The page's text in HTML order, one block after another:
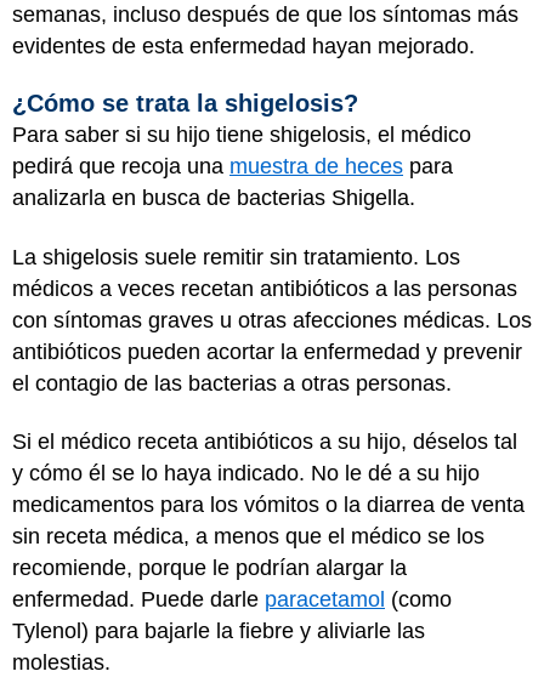
semanas, incluso después de que los síntomas más
evidentes de esta enfermedad hayan mejorado.
¿Cómo se trata la shigelosis?
Para saber si su hijo tiene shigelosis, el médico
pedirá que recoja una muestra de heces para
analizarla en busca de bacterias Shigella.
La shigelosis suele remitir sin tratamiento. Los
médicos a veces recetan antibióticos a las personas
con síntomas graves u otras afecciones médicas. Los
antibióticos pueden acortar la enfermedad y prevenir
el contagio de las bacterias a otras personas.
Si el médico receta antibióticos a su hijo, déselos tal
y cómo él se lo haya indicado. No le dé a su hijo
medicamentos para los vómitos o la diarrea de venta
sin receta médica, a menos que el médico se los
recomiende, porque le podrían alargar la
enfermedad. Puede darle paracetamol (como
Tylenol) para bajarle la fiebre y aliviarle las
molestias.